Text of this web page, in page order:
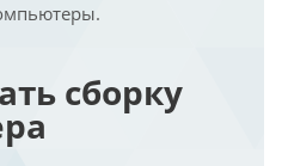
сборку